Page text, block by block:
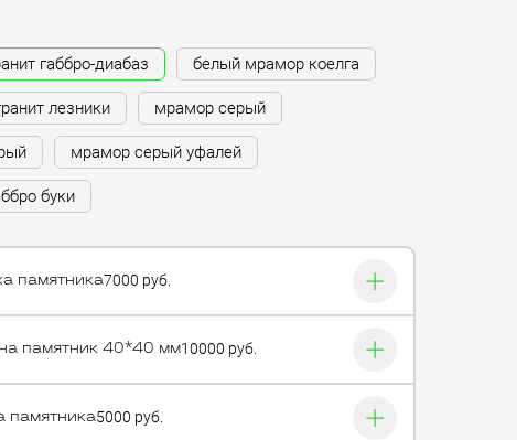
габбро-диабаз белый мрамор коелга
лезники мрамор серый
мрамор серый уфалей
буки
памятника7000 руб.
памятник 40*40 мм10000 руб.
памятника5000 руб.